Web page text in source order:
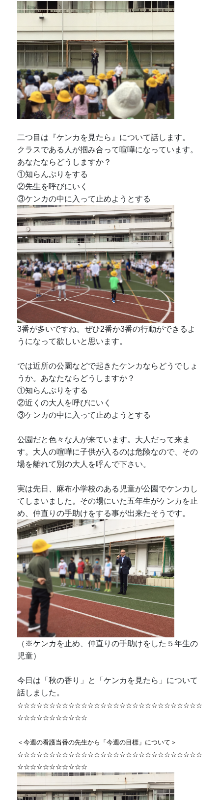
二つ目は『ケンカを見たら』について話します。
クラスである人が掴み合って喧嘩になっています。
あなたならどうしますか？
①知らんぷりをする
②先生を呼びにいく
③ケンカの中に入って止めようとする
3番が多いですね。ぜひ2番か3番の行動ができるよ
うになって欲しいと思います。
では近所の公園などで起きたケンカならどうでしょ
うか。あなたならどうしますか？
①知らんぷりをする
②近くの大人を呼びにいく
③ケンカの中に入って止めようとする
公園だと色々な人が来ています。大人だって来ま
す。大人の喧嘩に子供が入るのは危険なので、その
場を離れて別の大人を呼んで下さい。
実は先日、麻布小学校のある児童が公園でケンカし
てしまいました。その場にいた五年生がケンカを止
め、仲直りの手助けをする事が出来たそうです。
（※ケンカを止め、仲直りの手助けをした５年生の
児童）
今日は「秋の香り」と「ケンカを見たら」について
話しました。
☆☆☆☆☆☆☆☆☆☆☆☆☆☆☆☆☆☆☆☆☆☆☆☆☆☆☆☆☆
☆☆☆☆☆☆☆☆☆☆☆
＜今週の看護当番の先生から「今週の目標」について＞
☆☆☆☆☆☆☆☆☆☆☆☆☆☆☆☆☆☆☆☆☆☆☆☆☆☆☆☆☆
☆☆☆☆☆☆☆☆☆☆☆